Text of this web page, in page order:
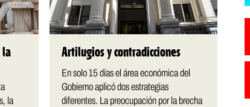
la
la
Artilugios y contradicciones
En solo 15 días el área económica del
Gobierno aplicó dos estrategias
diferentes. La preocupación por la brecha